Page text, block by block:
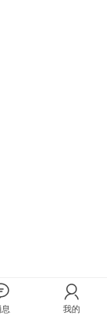
我的